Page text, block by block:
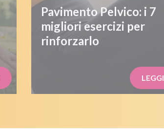
Pavimento Pelvico: i 7
migliori esercizi per
rinforzarlo
LEGGI